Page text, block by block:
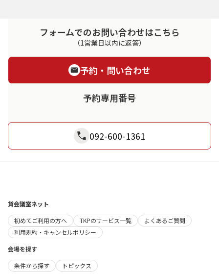
フォームでのお問い合わせはこちら
（1営業日以内に返答）
予約・問い合わせ
予約専用番号
092-600-1361
貸会議室ネット
初めてご利用の方へ
TKPのサービス一覧
よくあるご質問
利用規約・キャンセルポリシー
会場を探す
条件から探す
トピックス